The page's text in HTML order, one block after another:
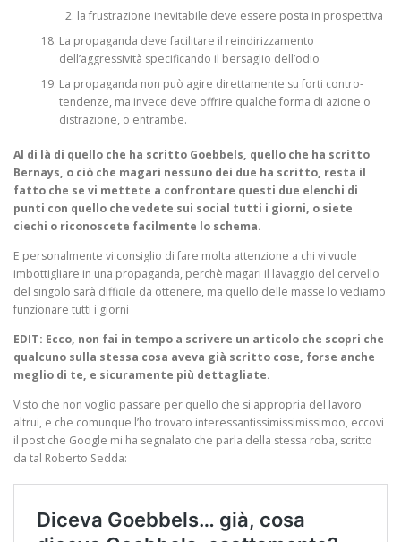
la frustrazione inevitabile deve essere posta in prospettiva
La propaganda deve facilitare il reindirizzamento
dell’aggressività specificando il bersaglio dell’odio
La propaganda non può agire direttamente su forti contro-
tendenze, ma invece deve offrire qualche forma di azione o
distrazione, o entrambe.
Al di là di quello che ha scritto Goebbels, quello che ha scritto
Bernays, o ciò che magari nessuno dei due ha scritto, resta il
fatto che se vi mettete a confrontare questi due elenchi di
punti con quello che vedete sui social tutti i giorni, o siete
ciechi o riconoscete facilmente lo schema.
E personalmente vi consiglio di fare molta attenzione a chi vi vuole
imbottigliare in una propaganda, perchè magari il lavaggio del cervello
del singolo sarà difficile da ottenere, ma quello delle masse lo vediamo
funzionare tutti i giorni
EDIT: Ecco, non fai in tempo a scrivere un articolo che scopri che
qualcuno sulla stessa cosa aveva già scritto cose, forse anche
meglio di te, e sicuramente più dettagliate.
Visto che non voglio passare per quello che si appropria del lavoro
altrui, e che comunque l’ho trovato interessantissimissimissimoo, eccovi
il post che Google mi ha segnalato che parla della stessa roba, scritto
da tal Roberto Sedda: